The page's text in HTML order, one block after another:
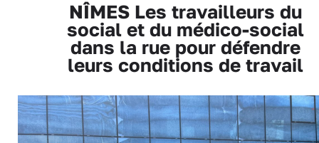
NÎMES Les travailleurs du
social et du médico-social
dans la rue pour défendre
leurs conditions de travail